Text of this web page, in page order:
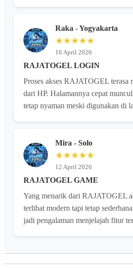
Raka - Yogyakarta
★★★★★
16 April 2026
RAJATOGEL LOGIN
Proses akses RAJATOGEL terasa
dari HP. Halamannya cepat
tetap nyaman meski digunakan di
Mira - Solo
★★★★★
12 April 2026
RAJATOGEL GAME
Yang menarik dari RAJATOGEL
terlihat modern tapi tetap
jadi pengalaman menjelajah fitur